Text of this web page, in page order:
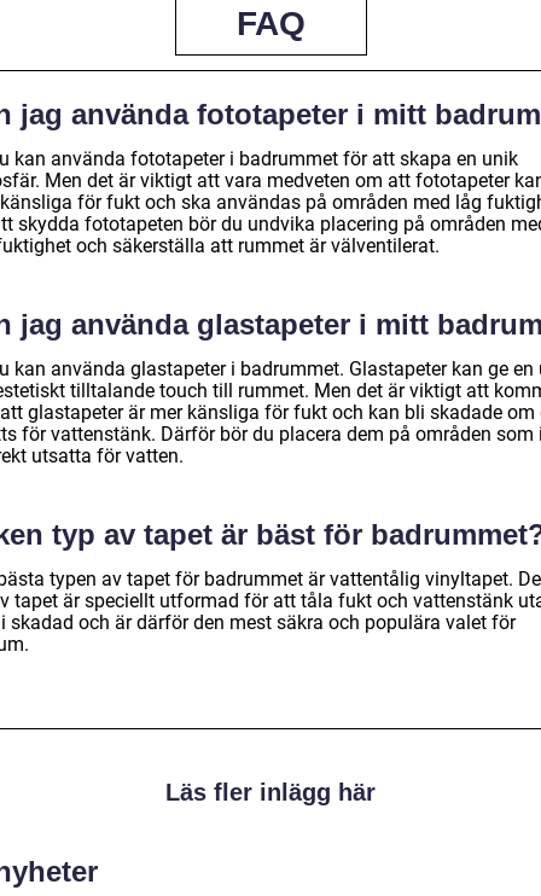
FAQ
jag använda fototapeter i mitt
kan använda fototapeter i badrummet för att skapa en unik
Men det är viktigt att vara medveten om att fototapeter
för fukt och ska användas på områden med låg
skydda fototapeten bör du undvika placering på områden
och säkerställa att rummet är välventilerat.
jag använda glastapeter i mitt
kan använda glastapeter i badrummet. Glastapeter kan ge en
tilltalande touch till rummet. Men det är viktigt att
glastapeter är mer känsliga för fukt och kan bli skadade om
för vattenstänk. Därför bör du placera dem på områden som
utsatta för vatten.
typ av tapet är bäst för
typen av tapet för badrummet är vattentålig vinyltapet.
tapet är speciellt utformad för att tåla fukt och vattenstänk
skadad och är därför den mest säkra och populära valet för
Läs fler inlägg här